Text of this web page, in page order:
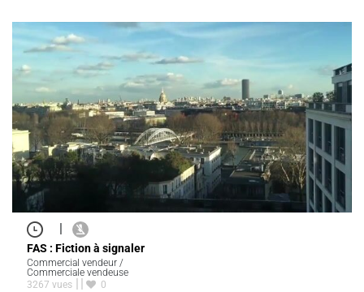
|
FAS : Fiction à signaler
Commercial vendeur /
Commerciale vendeuse
3267 vues
0